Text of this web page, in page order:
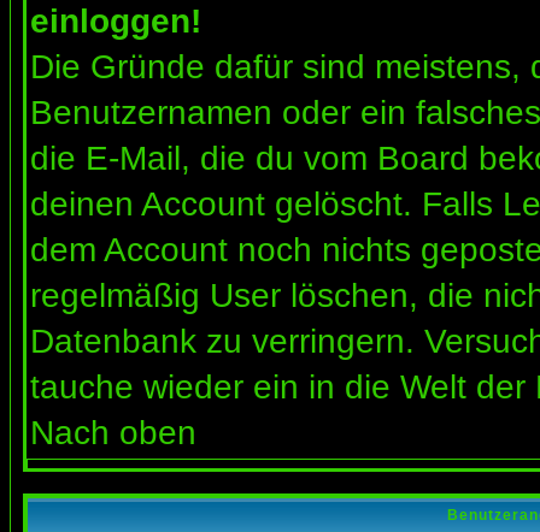
einloggen!
Die Gründe dafür sind
Benutzernamen oder ein
die E-Mail, die du vom Board
deinen Account gelöscht. Falls
dem Account noch nichts
regelmäßig User löschen, die
Datenbank zu verringern.
tauche wieder ein in die Welt der
Nach oben